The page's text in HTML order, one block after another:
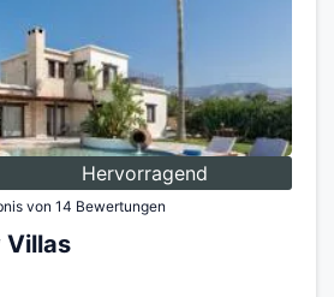
Hervorragend
von 14 Bewertungen
Villas